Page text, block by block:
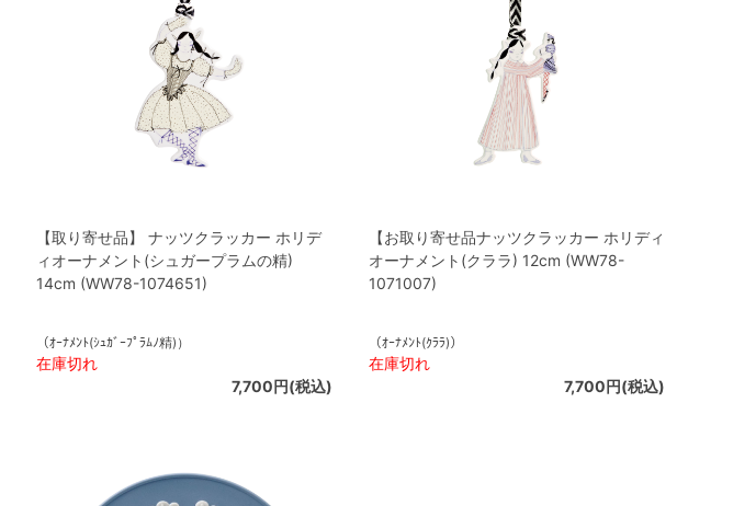
【取り寄せ品】 ナッツクラッカー ホリデ
ィオーナメント(シュガープラムの精)
14cm (WW78-1074651)
（ｵｰﾅﾒﾝﾄ(ｼｭｶﾞｰﾌﾟﾗﾑﾉ精)）
在庫切れ
7,700円(税込)
【お取り寄せ品ナッツクラッカー ホリディ
オーナメント(クララ) 12cm (WW78-
1071007)
（ｵｰﾅﾒﾝﾄ(ｸﾗﾗ)）
在庫切れ
7,700円(税込)